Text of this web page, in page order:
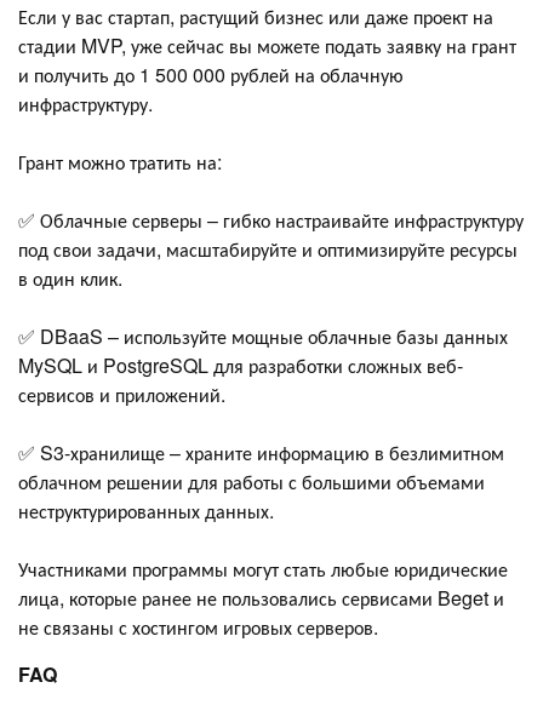
Если у вас стартап, растущий бизнес или даже проект на
стадии MVP, уже сейчас вы можете подать заявку на грант
и получить до 1 500 000 рублей на облачную
инфраструктуру.
Грант можно тратить на:
✅ Облачные серверы – гибко настраивайте инфраструктуру
под свои задачи, масштабируйте и оптимизируйте ресурсы
в один клик.
✅ DBaaS – используйте мощные облачные базы данных
MySQL и PostgreSQL для разработки сложных веб-
сервисов и приложений.
✅ S3-хранилище – храните информацию в безлимитном
облачном решении для работы с большими объемами
неструктурированных данных.
Участниками программы могут стать любые юридические
лица, которые ранее не пользовались сервисами Beget и
не связаны с хостингом игровых серверов.
FAQ